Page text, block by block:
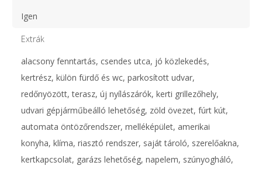
Igen
Extrák
alacsony fenntartás, csendes utca, jó közlekedés,
kertrész, külön fürdő és wc, parkosított udvar,
redőnyözött, terasz, új nyílászárók, kerti grillezőhely,
udvari gépjárműbeálló lehetőség, zöld övezet, fúrt kút,
automata öntözőrendszer, melléképület, amerikai
konyha, klíma, riasztó rendszer, saját tároló, szerelőakna,
kertkapcsolat, garázs lehetőség, napelem, szúnyogháló,